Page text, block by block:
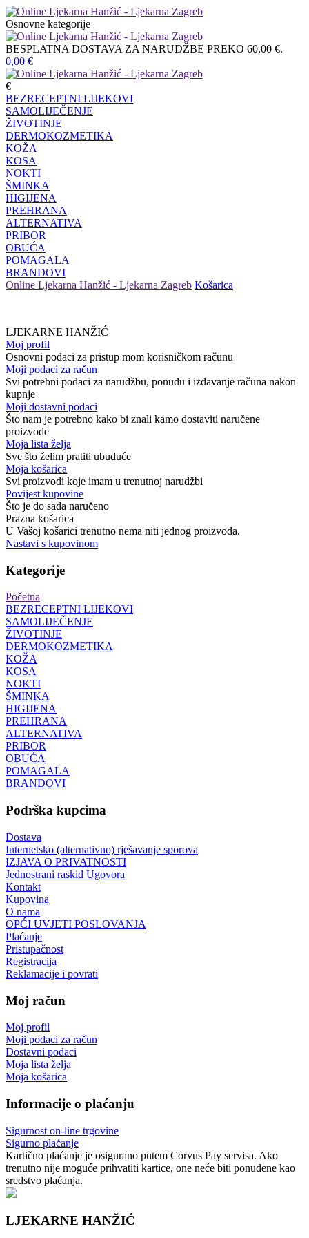
Osnovne kategorije
BESPLATNA DOSTAVA ZA NARUDŽBE PREKO 60,00 €.
0,00 €
€
BEZRECEPTNI LIJEKOVI
SAMOLIJEČENJE
ŽIVOTINJE
DERMOKOZMETIKA
KOŽA
KOSA
NOKTI
ŠMINKA
HIGIJENA
PREHRANA
ALTERNATIVA
PRIBOR
OBUĆA
POMAGALA
BRANDOVI
Online Ljekarna Hanžić - Ljekarna Zagreb Košarica
LJEKARNE HANŽIĆ
Moj profil
Osnovni podaci za pristup mom korisničkom računu
Moji podaci za račun
Svi potrebni podaci za narudžbu, ponudu i izdavanje računa nakon
kupnje
Moji dostavni podaci
Što nam je potrebno kako bi znali kamo dostaviti naručene
proizvode
Moja lista želja
Sve što želim pratiti ubuduće
Moja košarica
Svi proizvodi koje imam u trenutnoj narudžbi
Povijest kupovine
Što je do sada naručeno
Prazna košarica
U Vašoj košarici trenutno nema niti jednog proizvoda.
Nastavi s kupovinom
Kategorije
Početna
BEZRECEPTNI LIJEKOVI
SAMOLIJEČENJE
ŽIVOTINJE
DERMOKOZMETIKA
KOŽA
KOSA
NOKTI
ŠMINKA
HIGIJENA
PREHRANA
ALTERNATIVA
PRIBOR
OBUĆA
POMAGALA
BRANDOVI
Podrška kupcima
Dostava
Internetsko (alternativno) rješavanje sporova
IZJAVA O PRIVATNOSTI
Jednostrani raskid Ugovora
Kontakt
Kupovina
O nama
OPĆI UVJETI POSLOVANJA
Plaćanje
Pristupačnost
Registracija
Reklamacije i povrati
Moj račun
Moj profil
Moji podaci za račun
Dostavni podaci
Moja lista želja
Moja košarica
Informacije o plaćanju
Sigurnost on-line trgovine
Sigurno plaćanje
Kartično plaćanje je osigurano putem Corvus Pay servisa. Ako
trenutno nije moguće prihvatiti kartice, one neće biti ponuđene kao
sredstvo plaćanja.
LJEKARNE HANŽIĆ